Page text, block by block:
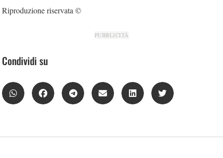
Riproduzione riservata ©
PUBBLICITÀ
Condividi su